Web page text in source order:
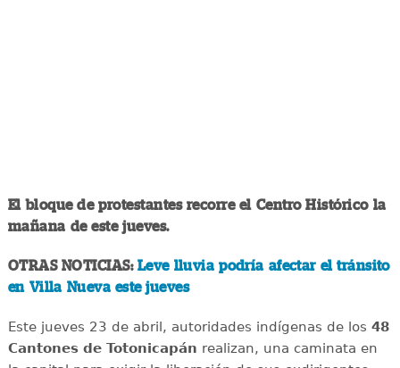
El bloque de protestantes recorre el Centro Histórico la
mañana de este jueves.
OTRAS NOTICIAS: Leve lluvia podría afectar el tránsito
en Villa Nueva este jueves
Este jueves 23 de abril, autoridades indígenas de los 48
Cantones de Totonicapán realizan, una caminata en